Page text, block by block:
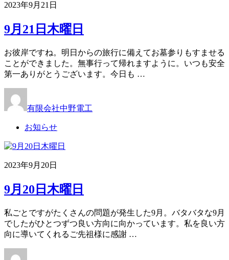
2023年9月21日
9月21日木曜日
お彼岸ですね。明日からの旅行に備えてお墓参りもすませる
ことができました。無事行って帰れますように。いつも安全
第一ありがとうございます。今日も …
有限会社中野電工
お知らせ
2023年9月20日
9月20日木曜日
私ごとですがたくさんの問題が発生した9月。バタバタな9月
でしたがひとつずつ良い方向に向かっています。私を良い方
向に導いてくれるご先祖様に感謝 …